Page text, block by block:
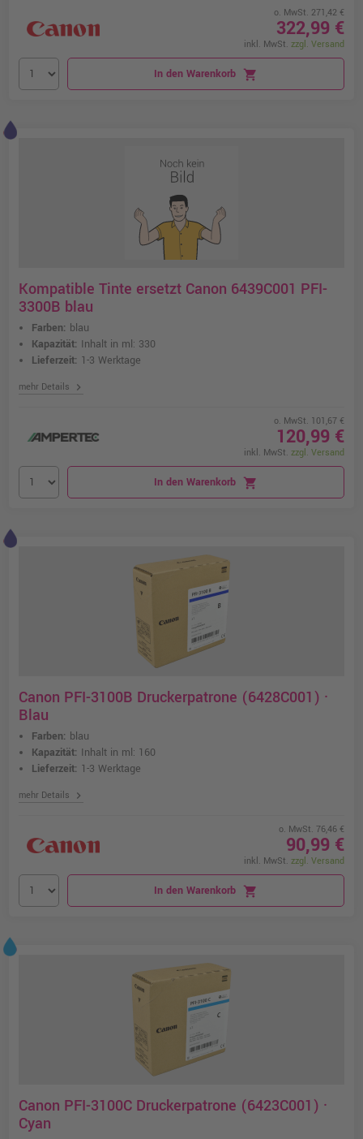
o. MwSt. 271,42 €
322,99 €
inkl. MwSt. zzgl. Versand
In den Warenkorb shopping_cart
Kompatible Tinte ersetzt Canon 6439C001 PFI-
3300B blau
Farben: blau
Kapazität: Inhalt in ml: 330
Lieferzeit: 1-3 Werktage
mehr Details chevron_right
o. MwSt. 101,67 €
120,99 €
inkl. MwSt. zzgl. Versand
In den Warenkorb shopping_cart
Canon PFI-3100B Druckerpatrone (6428C001) ·
Blau
Farben: blau
Kapazität: Inhalt in ml: 160
Lieferzeit: 1-3 Werktage
mehr Details chevron_right
o. MwSt. 76,46 €
90,99 €
inkl. MwSt. zzgl. Versand
In den Warenkorb shopping_cart
Canon PFI-3100C Druckerpatrone (6423C001) ·
Cyan